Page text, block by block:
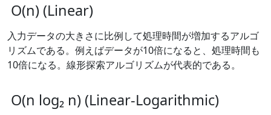
O(n) (Linear)
入力データの大きさに比例して処理時間が増加するアルゴ
リズムである。例えばデータが10倍になると、処理時間も
10倍になる。線形探索アルゴリズムが代表的である。
O(n log₂ n) (Linear-Logarithmic)